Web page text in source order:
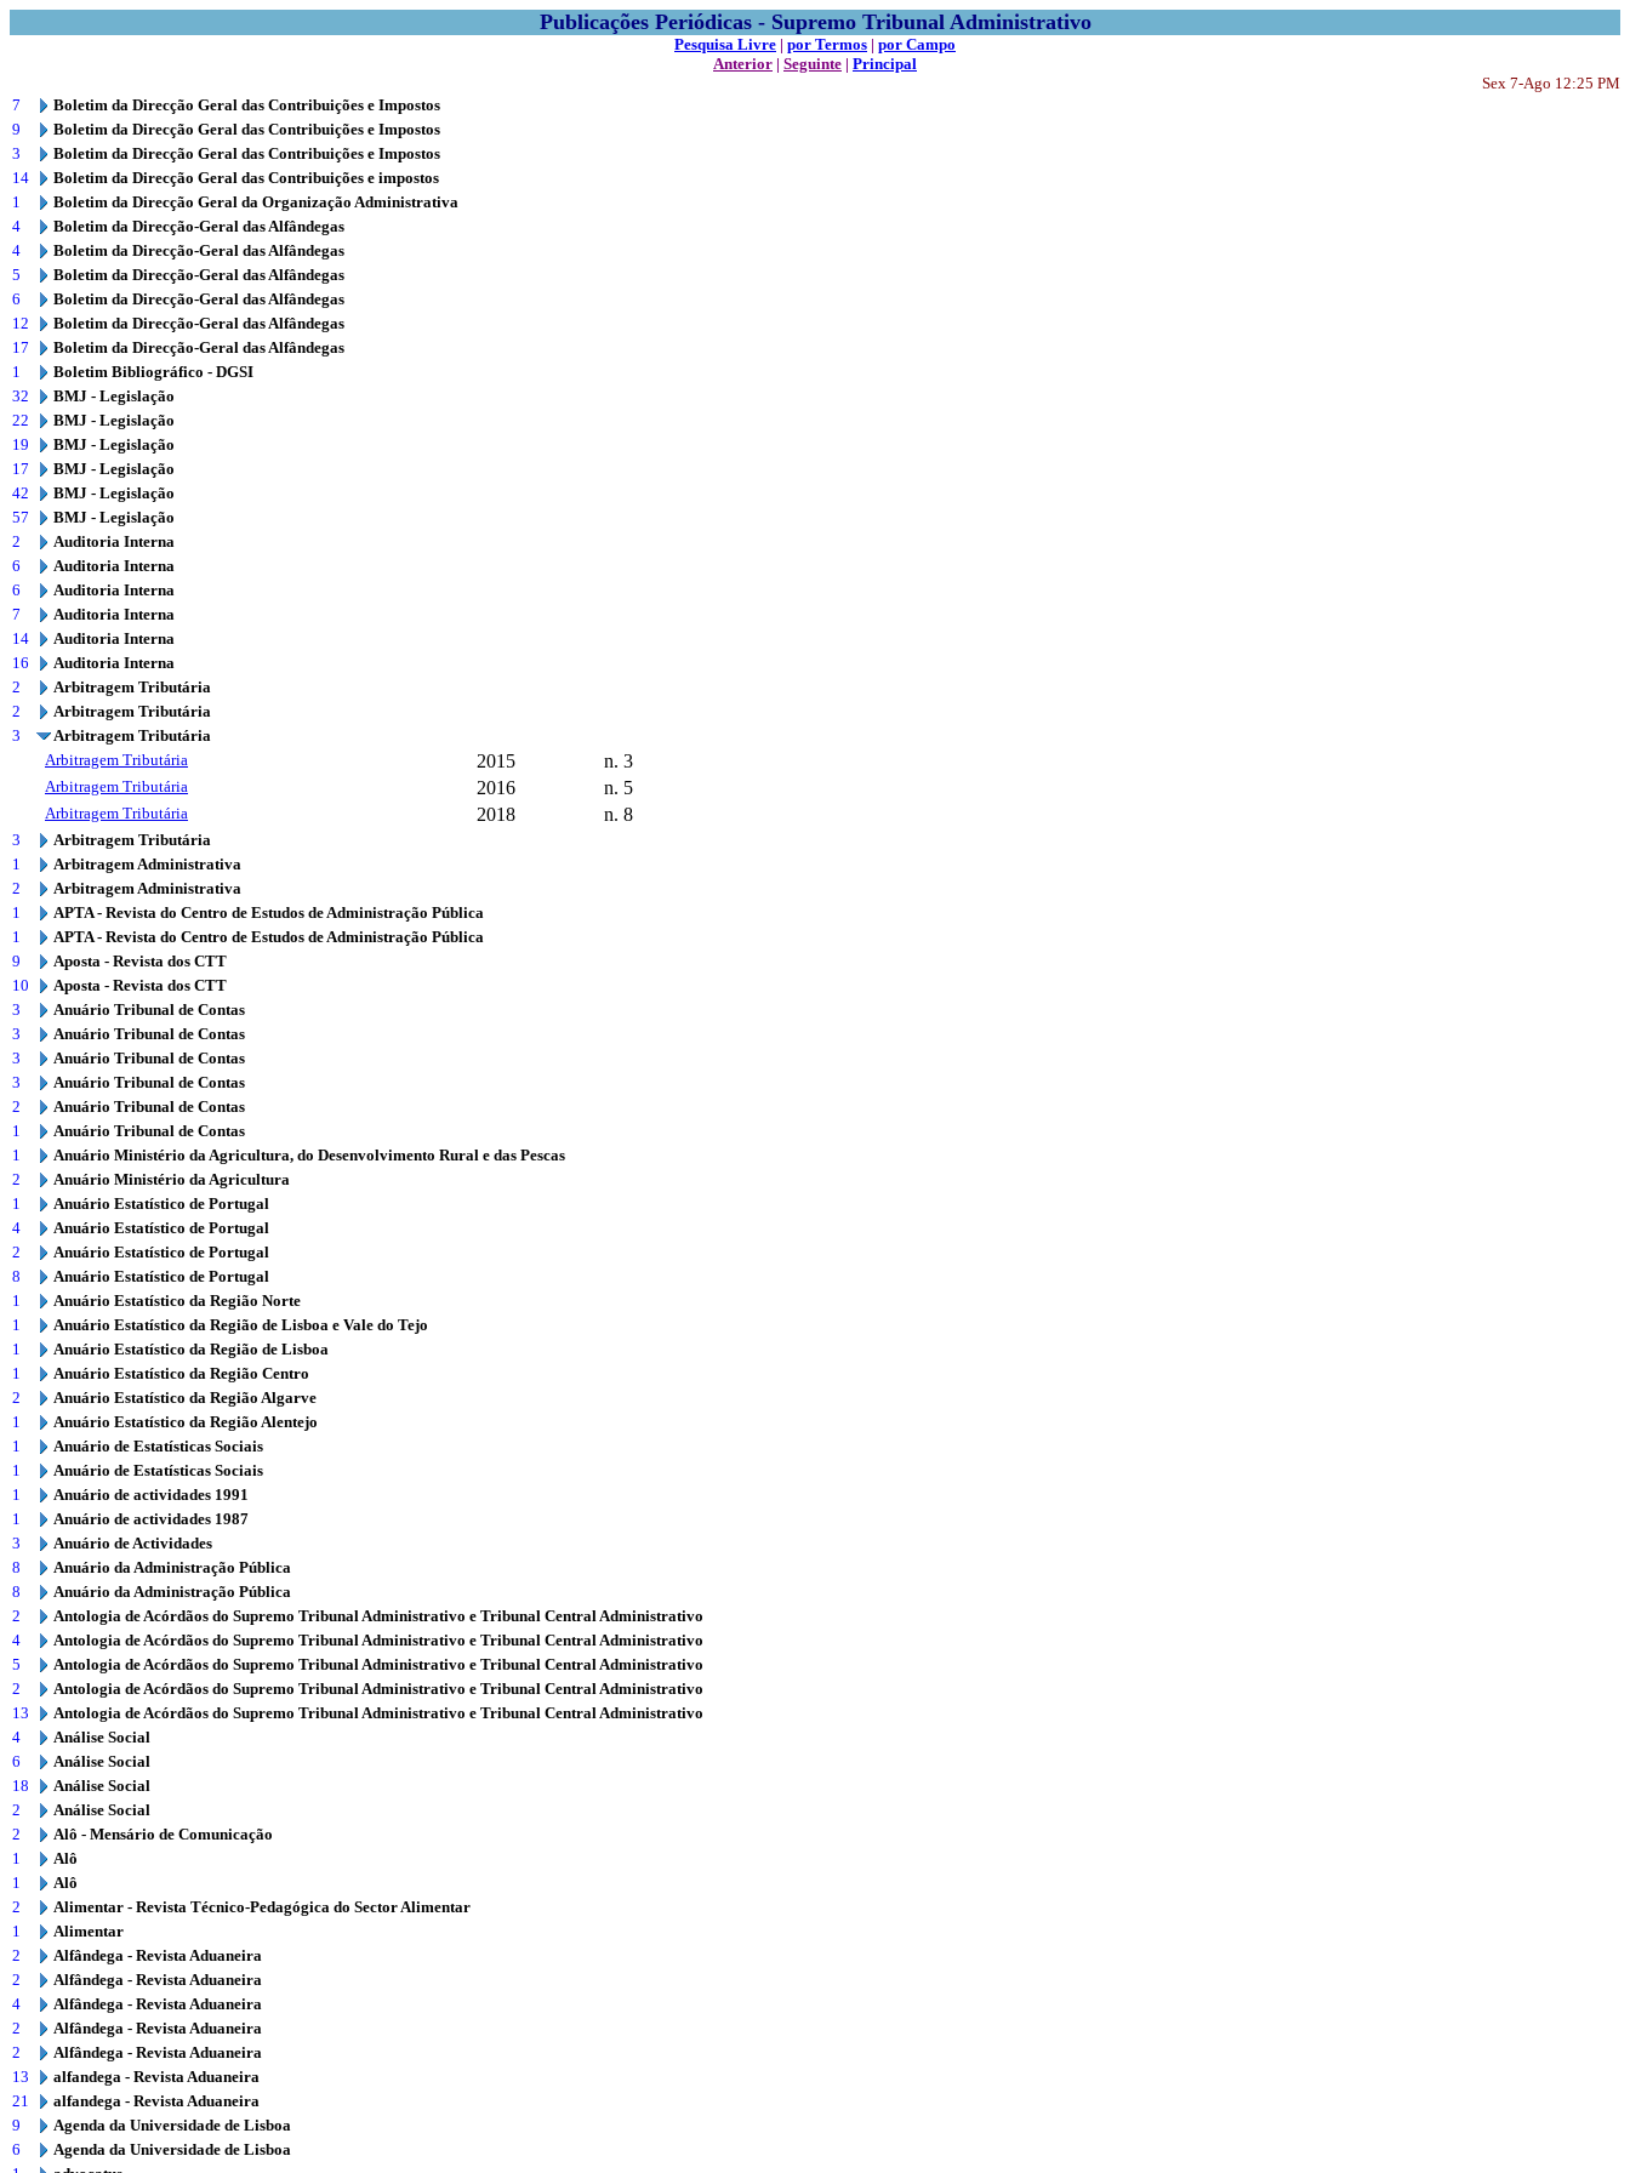
Publicações Periódicas - Supremo Tribunal Administrativo
Pesquisa Livre | por Termos | por Campo
Anterior | Seguinte | Principal
Sex 7-Ago 12:25 PM
7
Boletim da Direcção Geral das Contribuições e Impostos
9
Boletim da Direcção Geral das Contribuições e Impostos
3
Boletim da Direcção Geral das Contribuições e Impostos
14
Boletim da Direcção Geral das Contribuições e impostos
1
Boletim da Direcção Geral da Organização Administrativa
4
Boletim da Direcção-Geral das Alfândegas
4
Boletim da Direcção-Geral das Alfândegas
5
Boletim da Direcção-Geral das Alfândegas
6
Boletim da Direcção-Geral das Alfândegas
12
Boletim da Direcção-Geral das Alfândegas
17
Boletim da Direcção-Geral das Alfândegas
1
Boletim Bibliográfico - DGSI
32
BMJ - Legislação
22
BMJ - Legislação
19
BMJ - Legislação
17
BMJ - Legislação
42
BMJ - Legislação
57
BMJ - Legislação
2
Auditoria Interna
6
Auditoria Interna
6
Auditoria Interna
7
Auditoria Interna
14
Auditoria Interna
16
Auditoria Interna
2
Arbitragem Tributária
2
Arbitragem Tributária
3
Arbitragem Tributária
Arbitragem Tributária
2015 n. 3
Arbitragem Tributária 2016 n. 5
Arbitragem Tributária 2018 n. 8
3
Arbitragem Tributária
1
Arbitragem Administrativa
2
Arbitragem Administrativa
1
APTA - Revista do Centro de Estudos de Administração Pública
1
APTA - Revista do Centro de Estudos de Administração Pública
9
Aposta - Revista dos CTT
10
Aposta - Revista dos CTT
3
Anuário Tribunal de Contas
3
Anuário Tribunal de Contas
3
Anuário Tribunal de Contas
3
Anuário Tribunal de Contas
2
Anuário Tribunal de Contas
1
Anuário Tribunal de Contas
1
Anuário Ministério da Agricultura, do Desenvolvimento Rural e das Pescas
2
Anuário Ministério da Agricultura
1
Anuário Estatístico de Portugal
4
Anuário Estatístico de Portugal
2
Anuário Estatístico de Portugal
8
Anuário Estatístico de Portugal
1
Anuário Estatístico da Região Norte
1
Anuário Estatístico da Região de Lisboa e Vale do Tejo
1
Anuário Estatístico da Região de Lisboa
1
Anuário Estatístico da Região Centro
2
Anuário Estatístico da Região Algarve
1
Anuário Estatístico da Região Alentejo
1
Anuário de Estatísticas Sociais
1
Anuário de Estatísticas Sociais
1
Anuário de actividades 1991
1
Anuário de actividades 1987
3
Anuário de Actividades
8
Anuário da Administração Pública
8
Anuário da Administração Pública
2
Antologia de Acórdãos do Supremo Tribunal Administrativo e Tribunal Central Administrativo
4
Antologia de Acórdãos do Supremo Tribunal Administrativo e Tribunal Central Administrativo
5
Antologia de Acórdãos do Supremo Tribunal Administrativo e Tribunal Central Administrativo
2
Antologia de Acórdãos do Supremo Tribunal Administrativo e Tribunal Central Administrativo
13
Antologia de Acórdãos do Supremo Tribunal Administrativo e Tribunal Central Administrativo
4
Análise Social
6
Análise Social
18
Análise Social
2
Análise Social
2
Alô - Mensário de Comunicação
1
Alô
1
Alô
2
Alimentar - Revista Técnico-Pedagógica do Sector Alimentar
1
Alimentar
2
Alfândega - Revista Aduaneira
2
Alfândega - Revista Aduaneira
4
Alfândega - Revista Aduaneira
2
Alfândega - Revista Aduaneira
2
Alfândega - Revista Aduaneira
13
alfandega - Revista Aduaneira
21
alfandega - Revista Aduaneira
9
Agenda da Universidade de Lisboa
6
Agenda da Universidade de Lisboa